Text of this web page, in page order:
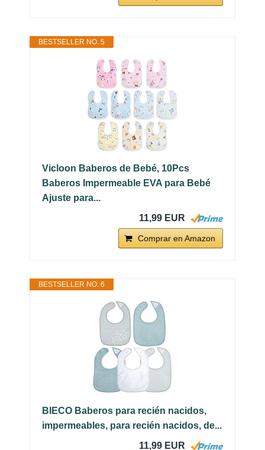
BESTSELLER NO. 5
Vicloon Baberos de Bebé, 10Pcs
Baberos Impermeable EVA para Bebé
Ajuste para...
11,99 EUR
Comprar en Amazon
BESTSELLER NO. 6
BIECO Baberos para recién nacidos,
impermeables, para recién nacidos, de...
11,99 EUR